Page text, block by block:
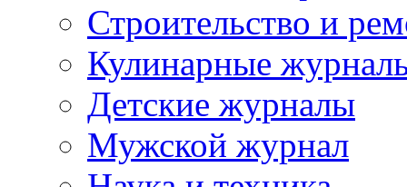
Строительство и
Кулинарные
Детские журналы
Мужской журнал